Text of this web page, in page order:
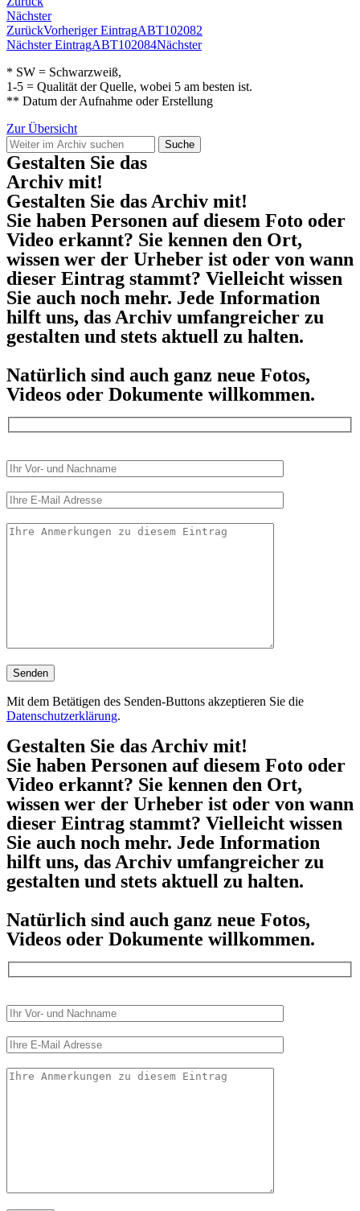
Nächster
ZurückVorheriger EintragABT102082
Nächster EintragABT102084Nächster
* SW = Schwarzweiß,
1-5 = Qualität der Quelle, wobei 5 am besten ist.
** Datum der Aufnahme oder Erstellung
Zur Übersicht
Suche
Gestalten Sie das
Archiv mit!
Gestalten Sie das Archiv mit!
Sie haben Personen auf diesem Foto oder
Video erkannt? Sie kennen den Ort,
wissen wer der Urheber ist oder von wann
dieser Eintrag stammt? Vielleicht wissen
Sie auch noch mehr. Jede Information
hilft uns, das Archiv umfangreicher zu
gestalten und stets aktuell zu halten.
Natürlich sind auch ganz neue Fotos,
Videos oder Dokumente willkommen.
Mit dem Betätigen des Senden-Buttons akzeptieren Sie die
Datenschutzerklärung.
Gestalten Sie das Archiv mit!
Sie haben Personen auf diesem Foto oder
Video erkannt? Sie kennen den Ort,
wissen wer der Urheber ist oder von wann
dieser Eintrag stammt? Vielleicht wissen
Sie auch noch mehr. Jede Information
hilft uns, das Archiv umfangreicher zu
gestalten und stets aktuell zu halten.
Natürlich sind auch ganz neue Fotos,
Videos oder Dokumente willkommen.